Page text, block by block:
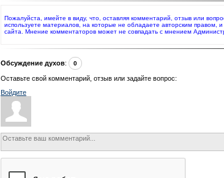
Пожалуйста, имейте в виду, что, оставляя комментарий, отзыв или
используете материалов, на которые не обладаете авторским правом,
сайта. Мнение комментаторов может не совпадать с мнением
Обсуждение духов: 0
Оставьте свой комментарий, отзыв или задайте вопрос:
Войдите